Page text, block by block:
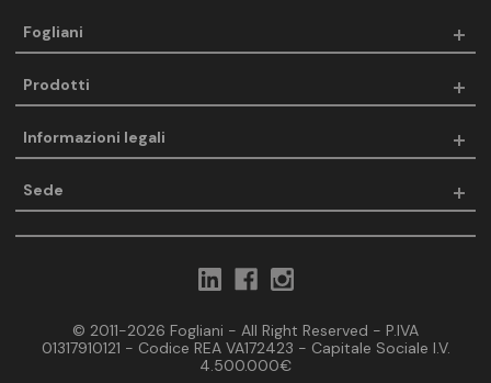
Fogliani
Prodotti
Informazioni legali
Sede
© 2011-2026 Fogliani - All Right Reserved - P.IVA
01317910121 - Codice REA VA172423 - Capitale Sociale I.V.
4.500.000€